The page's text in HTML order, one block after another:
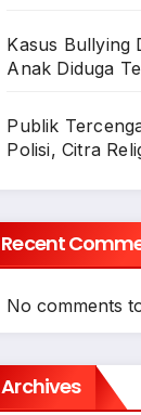
Kasus Bullying
Anak Diduga
Publik
Polisi, Citra
Recent
No comments
Archives